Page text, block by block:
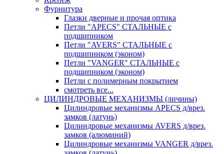
Фурнитура
Глазки дверные и прочая оптика
Петли "APECS" СТАЛЬНЫЕ с
подшипником
Петли "AVERS" СТАЛЬНЫЕ с
подшипником (эконом)
Петли "VANGER" СТАЛЬНЫЕ с
подшипником (эконом)
Петли с полимерным покрытием
смотреть все...
ЦИЛИНДРОВЫЕ МЕХАНИЗМЫ (личины)
Цилиндровые механизмы APECS д/врез.
замков (латунь)
Цилиндровые механизмы AVERS д/врез.
замков (алюминий)
Цилиндровые механизмы VANGER д/врез.